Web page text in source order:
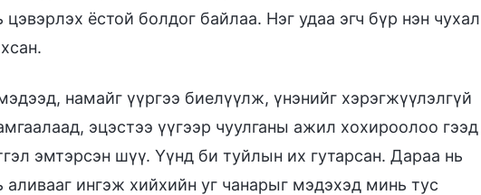
ёстой болдог байлаа. Нэг удаа эгч бүр нэн чухал
намайг үүргээ биелүүлж, үнэнийг хэрэгжүүлэлгүй
эцэстээ үүгээр чуулганы ажил хохироолоо гээд
эмтэрсэн шүү. Үүнд би туйлын их гутарсан. Дараа нь
аливааг ингэж хийхийн уг чанарыг мэдэхэд минь тус